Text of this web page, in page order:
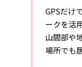
GPSだけ
ークを活
山間部や
場所でも